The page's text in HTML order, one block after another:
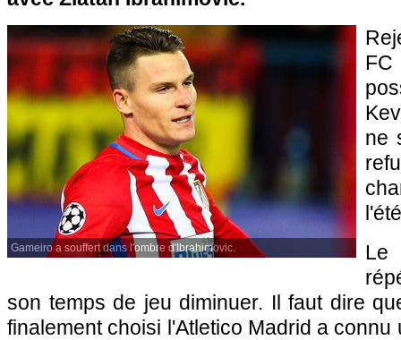
Gameiro a souffert dans l'ombre d'Ibrahimovic.
ne
Le
son temps de jeu diminuer. Il faut dire
finalement choisi l'Atletico Madrid a connu